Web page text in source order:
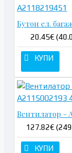
20.45€
КУПИ
127.82€
КУПИ